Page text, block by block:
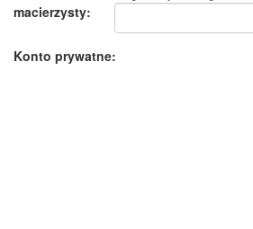
macierzysty:
Konto prywatne: